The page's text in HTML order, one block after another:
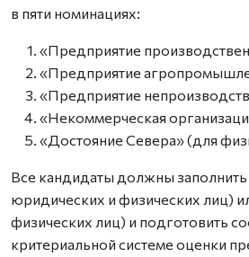
в пяти номинациях:
«Предприятие
«Предприятие
«Предприятие
«Некоммерческая
«Достояние Севера» (для
Все кандидаты должны
юридических и физических лиц)
физических лиц) и подготовить
критериальной системе оценки